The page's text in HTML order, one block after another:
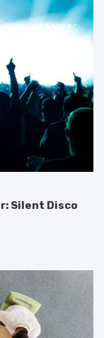
Silent Disco